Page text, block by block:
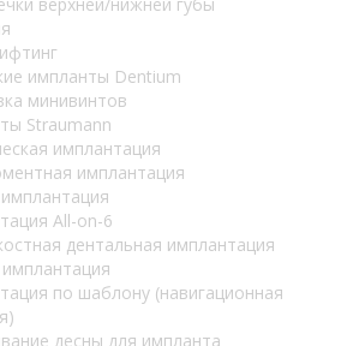
импланты Dentium
минивинтов
Straumann
имплантация
имплантация
All-on-6
дентальная имплантация
по шаблону (навигационная
десны для импланта